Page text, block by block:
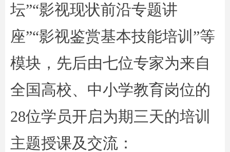
坛”“影视现状前沿专题讲
座”“影视鉴赏基本技能培训”等
模块，先后由七位专家为来自
全国高校、中小学教育岗位的
28位学员开启为期三天的培训
主题授课及交流：